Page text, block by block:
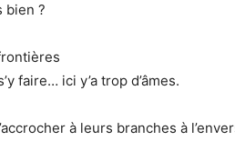
bien ?
faire… ici y’a trop d’âmes.
à leurs branches à